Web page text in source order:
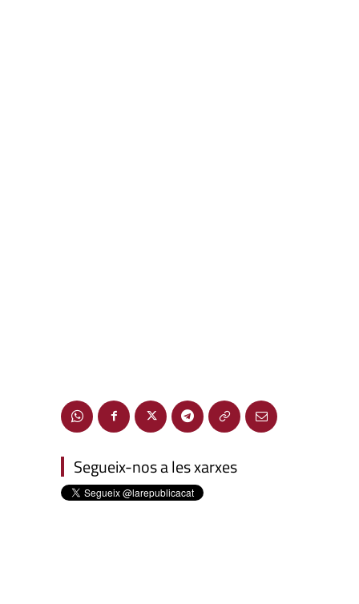
Segueix-nos a les xarxes